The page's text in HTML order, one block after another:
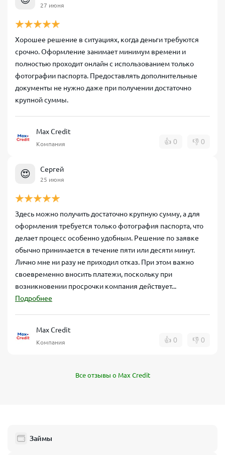
27 июня
Хорошее решение в ситуациях, когда деньги требуются
срочно. Оформление занимает минимум времени и
полностью проходит онлайн с использованием только
фотографии паспорта. Предоставлять дополнительные
документы не нужно даже при получении достаточно
крупной суммы.
Max Credit
Компания 👍 0 👎 0
😍 Сергей
25 июня
Здесь можно получить достаточно крупную сумму, а для
оформления требуется только фотография паспорта, что
делает процесс особенно удобным. Решение по заявке
обычно принимается в течение пяти или десяти минут.
Лично мне ни разу не приходил отказ. При этом важно
своевременно вносить платежи, поскольку при
возникновении просрочки компания действует...
Подробнее
Max Credit
Компания 👍 0 👎 0
Все отзывы о Max Credit
Займы